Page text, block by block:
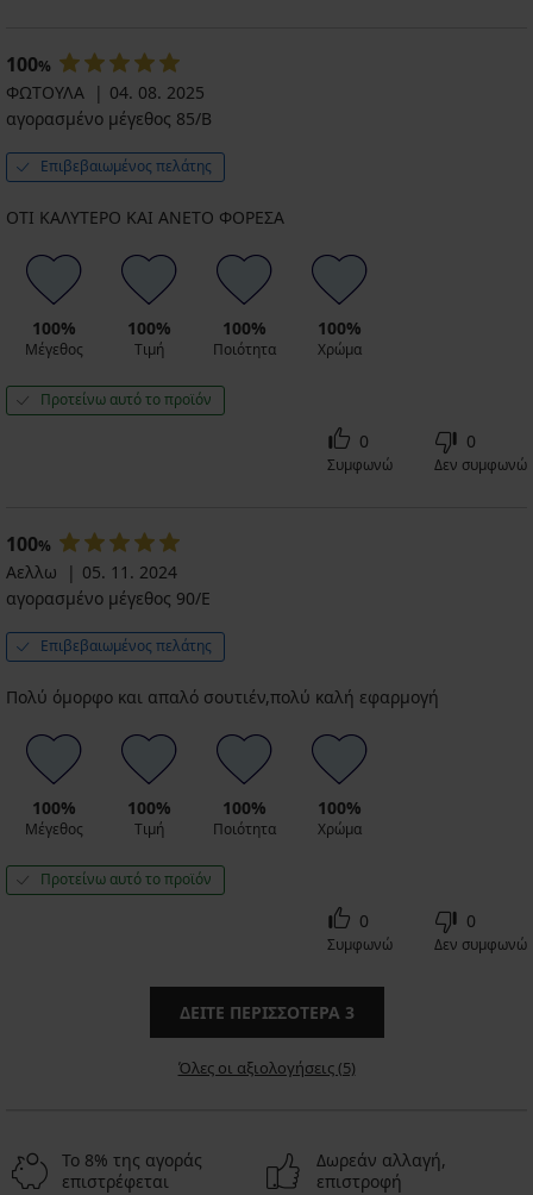
100%
ΦΩΤΟΥΛΑ
04. 08. 2025
αγορασμένο μέγεθος 85/B
Επιβεβαιωμένος πελάτης
ΟΤΙ ΚΑΛΥΤΕΡΟ ΚΑΙ ΑΝΕΤΟ ΦΟΡΕΣΑ
100%
Μέγεθος
100%
Τιμή
100%
Ποιότητα
100%
Χρώμα
Προτείνω αυτό το προϊόν
0
Συμφωνώ
0
Δεν συμφωνώ
100%
Αελλω
05. 11. 2024
αγορασμένο μέγεθος 90/E
Επιβεβαιωμένος πελάτης
Πολύ όμορφο και απαλό σουτιέν,πολύ καλή εφαρμογή
100%
Μέγεθος
100%
Τιμή
100%
Ποιότητα
100%
Χρώμα
Προτείνω αυτό το προϊόν
0
Συμφωνώ
0
Δεν συμφωνώ
ΔΕΊΤΕ ΠΕΡΙΣΣΌΤΕΡΑ 3
Όλες οι αξιολογήσεις (5)
Το 8% της αγοράς
επιστρέφεται
Δωρεάν αλλαγή,
επιστροφή